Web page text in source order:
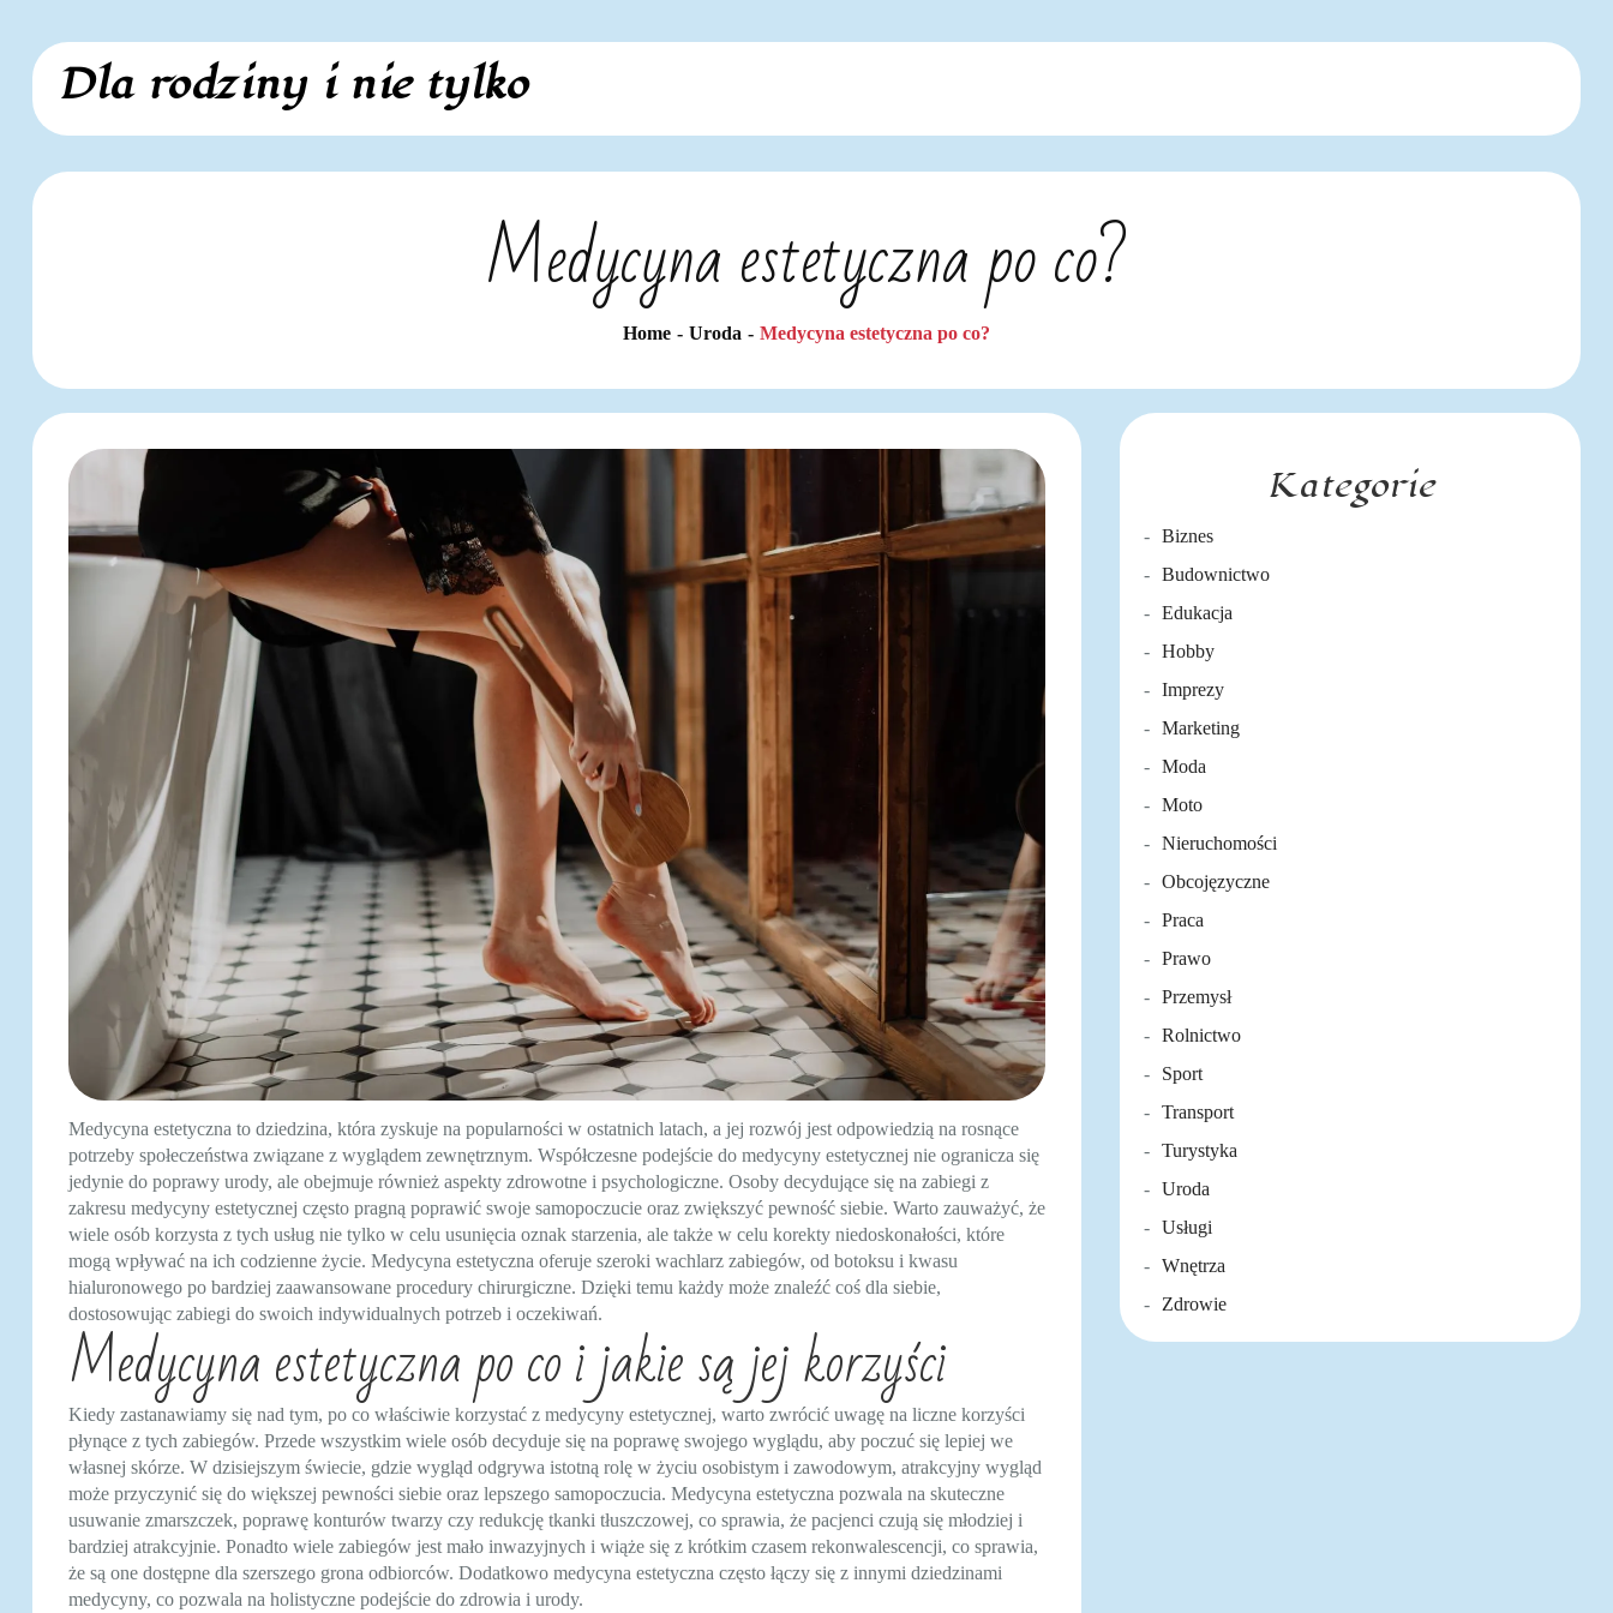
content
Dla rodziny i nie tylko
Medycyna estetyczna po co?
Home Uroda Medycyna estetyczna po co?
Medycyna estetyczna to dziedzina, która zyskuje na popularności w ostatnich latach, a jej rozwój jest odpowiedzią na rosnące
potrzeby społeczeństwa związane z wyglądem zewnętrznym. Współczesne podejście do medycyny estetycznej nie ogranicza się
jedynie do poprawy urody, ale obejmuje również aspekty zdrowotne i psychologiczne. Osoby decydujące się na zabiegi z
zakresu medycyny estetycznej często pragną poprawić swoje samopoczucie oraz zwiększyć pewność siebie. Warto zauważyć, że
wiele osób korzysta z tych usług nie tylko w celu usunięcia oznak starzenia, ale także w celu korekty niedoskonałości, które
mogą wpływać na ich codzienne życie. Medycyna estetyczna oferuje szeroki wachlarz zabiegów, od botoksu i kwasu
hialuronowego po bardziej zaawansowane procedury chirurgiczne. Dzięki temu każdy może znaleźć coś dla siebie,
dostosowując zabiegi do swoich indywidualnych potrzeb i oczekiwań.
Medycyna estetyczna po co i jakie są jej korzyści
Kiedy zastanawiamy się nad tym, po co właściwie korzystać z medycyny estetycznej, warto zwrócić uwagę na liczne korzyści
płynące z tych zabiegów. Przede wszystkim wiele osób decyduje się na poprawę swojego wyglądu, aby poczuć się lepiej we
własnej skórze. W dzisiejszym świecie, gdzie wygląd odgrywa istotną rolę w życiu osobistym i zawodowym, atrakcyjny wygląd
może przyczynić się do większej pewności siebie oraz lepszego samopoczucia. Medycyna estetyczna pozwala na skuteczne
usuwanie zmarszczek, poprawę konturów twarzy czy redukcję tkanki tłuszczowej, co sprawia, że pacjenci czują się młodziej i
bardziej atrakcyjnie. Ponadto wiele zabiegów jest mało inwazyjnych i wiąże się z krótkim czasem rekonwalescencji, co sprawia,
że są one dostępne dla szerszego grona odbiorców. Dodatkowo medycyna estetyczna często łączy się z innymi dziedzinami
medycyny, co pozwala na holistyczne podejście do zdrowia i urody.
Kategorie
Biznes
Budownictwo
Edukacja
Hobby
Imprezy
Marketing
Moda
Moto
Nieruchomości
Obcojęzyczne
Praca
Prawo
Przemysł
Rolnictwo
Sport
Transport
Turystyka
Uroda
Usługi
Wnętrza
Zdrowie